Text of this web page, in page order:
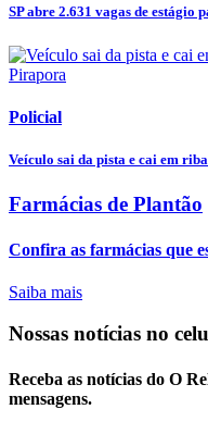
SP abre 2.631 vagas de estágio
Policial
Veículo sai da pista e cai em
Farmácias de Plantão
Confira as farmácias que
Saiba mais
Nossas notícias no
Receba as notícias do O
mensagens.